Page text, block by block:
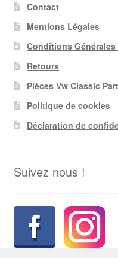
Contact
Mentions Légales
Conditions Générales
Retours
Pièces Vw Classic
Politique de cookies
Déclaration de
Suivez nous !